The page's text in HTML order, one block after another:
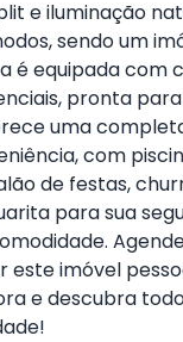
e iluminação
sendo um
é equipada com
pronta para
uma
com
de festas,
para sua
este imóvel
e descubra